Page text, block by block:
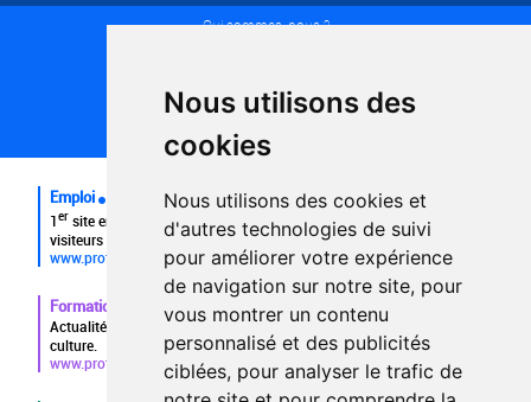
Nous utilisons des
cookies
Nous utilisons des cookies et
d'autres technologies de suivi
pour améliorer votre expérience
de navigation sur notre site, pour
vous montrer un contenu
personnalisé et des publicités
ciblées, pour analyser le trafic de
Qui sommes-nous ?
Plan du site
FAQ recruteurs
FAQ
Emploi
1er site emploi du secteur culturel 784.000 visites et 230.000
visiteurs uniques par mois.
www.profilculture.com
Formation
Actualités, guide et annuaire des formations aux métiers de la
culture.
www.profilculture-formation.com